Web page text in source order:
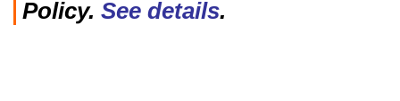
Policy. See details.